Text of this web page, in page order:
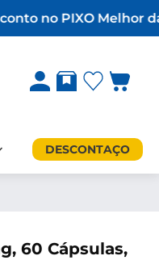
no PIXO Melhor
DESCONTAÇO
60 Cápsulas,